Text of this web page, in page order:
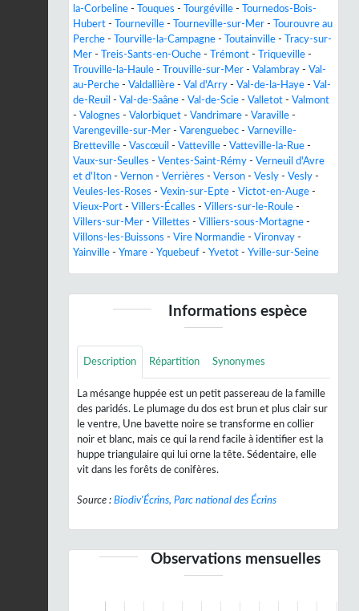
la-Corbeline - Touques - Tourgéville -
Tournedos-Bois-
Hubert - Tourneville - Tourneville-sur-Mer -
Tourouvre au
Perche - Tourville-la-Campagne - Toutainville -
Tracy-sur-
Mer - Treis-Sants-en-Ouche - Trémont - Triqueville -
Trouville-la-Haule - Trouville-sur-Mer - Valambray - Val-
au-Perche - Valdallière - Val d'Arry - Val-de-la-Haye - Val-
de-Reuil - Val-de-Saâne - Val-de-Scie - Valletot - Valmont
- Valognes - Valorbiquet - Vandrimare - Varaville -
Varengeville-sur-Mer - Varenguebec - Varneville-
Bretteville - Vascœuil - Vatteville - Vatteville-la-Rue -
Vaux-sur-Seulles - Ventes-Saint-Rémy - Verneuil d'Avre
et d'Iton - Vernon - Verrières - Verson - Vesly - Vesly -
Veules-les-Roses - Vexin-sur-Epte - Victot-en-Auge -
Vieux-Port - Villers-Écalles - Villers-sur-le-Roule -
Villers-sur-Mer - Villettes - Villiers-sous-Mortagne -
Villons-les-Buissons - Vire Normandie - Vironvay -
Yainville - Ymare - Yquebeuf - Yvetot - Yville-sur-Seine
Informations espèce
Description Répartition Synonymes
La mésange huppée est un petit passereau de la famille
des paridés. Le plumage du dos est brun et plus clair sur
le ventre, Une bavette noire se transforme en collier
noir et blanc, mais ce qui la rend facile à identifier est la
huppe triangulaire qui lui orne la tête. Sédentaire, elle
vit dans les forêts de conifères.
Source : Biodiv'Écrins, Parc national des Écrins
Observations mensuelles